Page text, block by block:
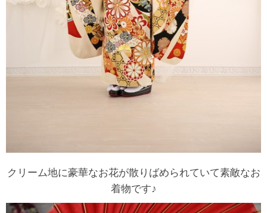
クリーム地に豪華なお花が散りばめられていて素敵なお
着物です♪